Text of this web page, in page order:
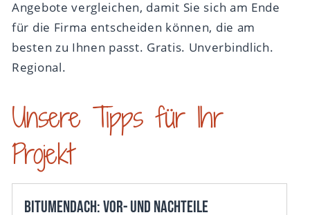
Angebote vergleichen, damit Sie sich am Ende
für die Firma entscheiden können, die am
besten zu Ihnen passt. Gratis. Unverbindlich.
Regional.
Unsere Tipps für Ihr
Projekt
Bitumendach: Vor- und Nachteile